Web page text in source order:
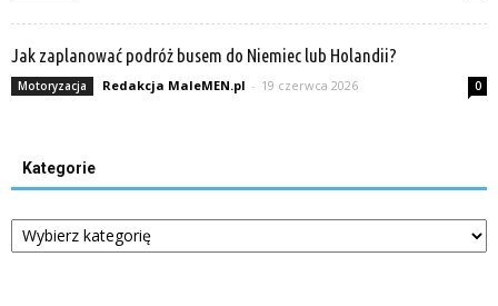
Jak zaplanować podróż busem do Niemiec lub Holandii?
Motoryzacja Redakcja MaleMEN.pl - 19 czerwca 2026 0
Kategorie
Kategorie